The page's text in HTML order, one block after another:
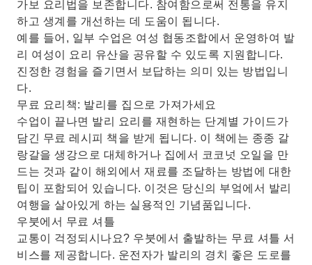
가보 요리법을 보존합니다. 참여함으로써 전통을 유지
하고 생계를 개선하는 데 도움이 됩니다.
예를 들어, 일부 수업은 여성 협동조합에서 운영하여 발
리 여성이 요리 유산을 공유할 수 있도록 지원합니다.
진정한 경험을 즐기면서 보답하는 의미 있는 방법입니
다.
무료 요리책: 발리를 집으로 가져가세요
수업이 끝나면 발리 요리를 재현하는 단계별 가이드가
담긴 무료 레시피 책을 받게 됩니다. 이 책에는 종종 갈
랑갈을 생강으로 대체하거나 집에서 코코넛 오일을 만
드는 것과 같이 해외에서 재료를 조달하는 방법에 대한
팁이 포함되어 있습니다. 이것은 당신의 부엌에서 발리
여행을 살아있게 하는 실용적인 기념품입니다.
우붓에서 무료 셔틀
교통이 걱정되시나요? 우붓에서 출발하는 무료 셔틀 서
비스를 제공합니다. 운전자가 발리의 경치 좋은 도로를